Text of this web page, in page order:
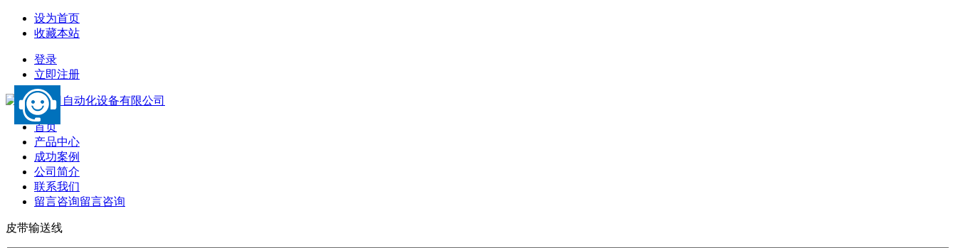
设为首页
收藏本站
登录
立即注册
首页
产品中心
成功案例
公司简介
联系我们
留言咨询留言咨询
皮带输送线